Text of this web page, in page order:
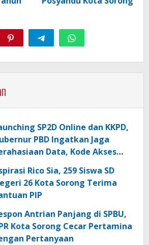
SP2D Online dan KKPD,
PBD Ingatkan Jaga
Data, Kode Akses
Rico Sia, 259 Siswa SD
26 Kota Sorong Terima
PIP
Antrian Panjang di SPBU,
Kota Sorong Cecar Pertamina
Pertanyaan